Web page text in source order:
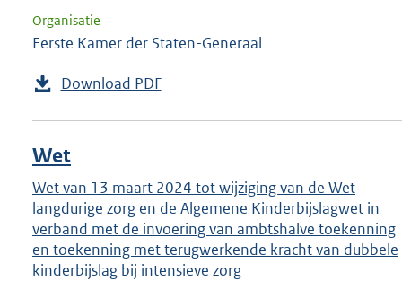
Organisatie
Eerste Kamer der Staten-Generaal
Download PDF
Wet
Wet van 13 maart 2024 tot wijziging van de Wet
langdurige zorg en de Algemene Kinderbijslagwet in
verband met de invoering van ambtshalve toekenning
en toekenning met terugwerkende kracht van dubbele
kinderbijslag bij intensieve zorg